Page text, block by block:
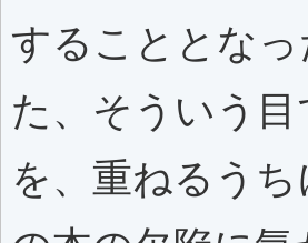
することとなっ
た、そういう目
を、重ねるうち